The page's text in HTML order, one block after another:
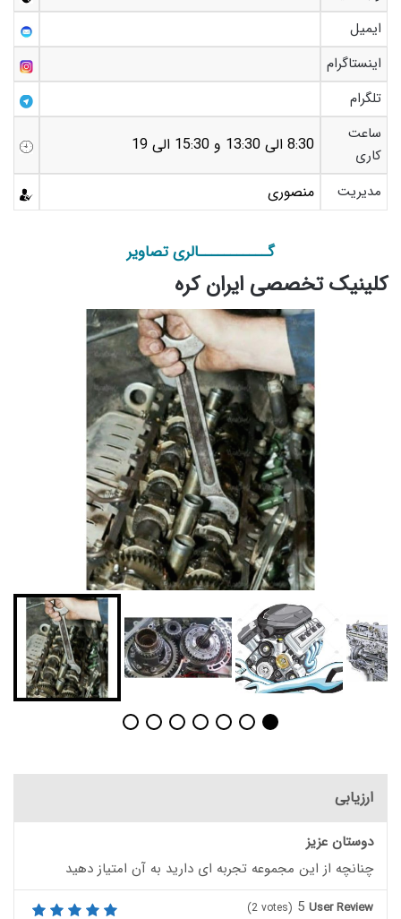
ایمیل
اینستاگرام
تلگرام
ساعت
کاری
8:30 الی 13:30 و 15:30 الی 19
مدیریت منصوری
گـــــــــــالری تصاویر
کلینیک تخصصی ایران کره
ارزیابی
دوستان عزیز
چنانچه از این مجموعه تجربه ای دارید به آن امتیاز دهید
User Review
5
(2 votes)